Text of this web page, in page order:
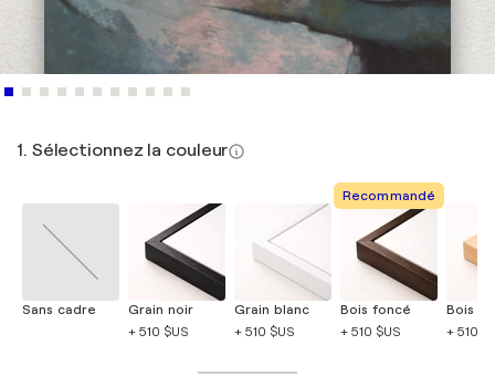
1. Sélectionnez la couleur
Sans cadre
Grain noir
+ 510 $US
Grain blanc
+ 510 $US
Recommandé
Bois foncé
+ 510 $US
Bois
+ 510